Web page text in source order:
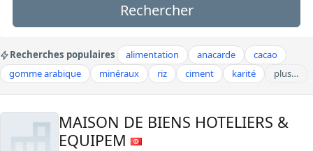
Rechercher
Recherches populaires alimentation anacarde
cacao
gomme arabique
minéraux riz ciment karité plus…
MAISON DE BIENS HOTELIERS &
EQUIPEM